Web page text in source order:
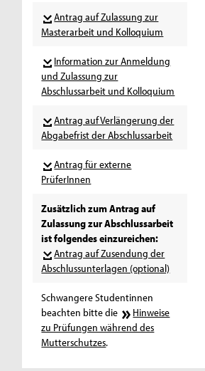
Antrag auf Zulassung zur
Masterarbeit und Kolloquium
Information zur Anmeldung
und Zulassung zur
Abschlussarbeit und Kolloquium
Antrag auf Verlängerung der
Abgabefrist der Abschlussarbeit
Antrag für externe
PrüferInnen
Zusätzlich zum Antrag auf
Zulassung zur Abschlussarbeit
ist folgendes einzureichen:
Antrag auf Zusendung der
Abschlussunterlagen (optional)
Schwangere Studentinnen
beachten bitte die
Hinweise
zu Prüfungen während des
Mutterschutzes.